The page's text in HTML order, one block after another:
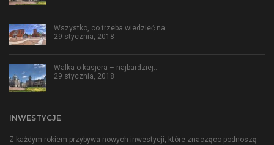
Wszystko, co trzeba wiedzieć na…
29 stycznia, 2018
Walka o kasjera – najbardziej…
29 stycznia, 2018
INWESTYCJE
Z każdym rokiem przybywa nowych inwestycji, które znacząco podnoszą